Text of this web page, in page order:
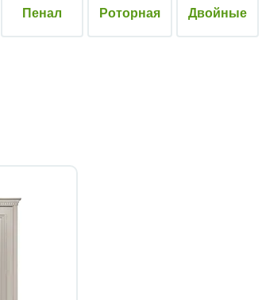
Пенал Роторная Двойные